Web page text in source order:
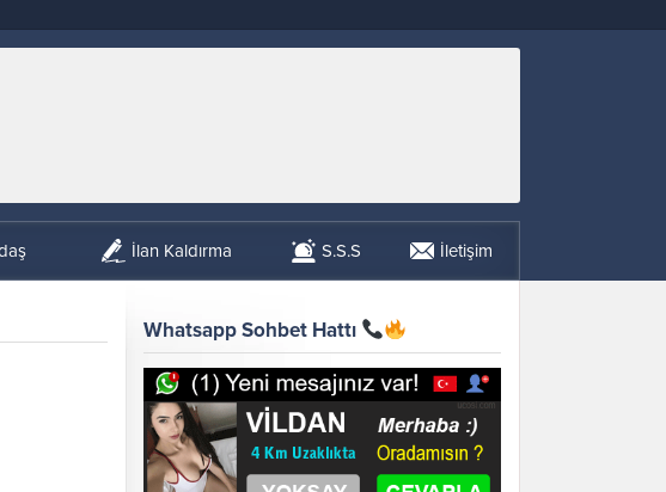
İlan Kaldırma S.S.S İletişim
Whatsapp Sohbet Hattı